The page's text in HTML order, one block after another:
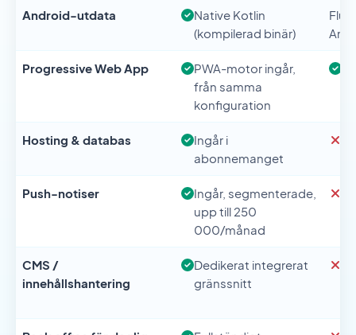
Android-utdata
Native Kotlin
(kompilerad binär)
Progressive Web App
PWA-motor ingår,
från samma
konfiguration
Hosting & databas
Ingår i
abonnemanget
Push-notiser
Ingår, segmenterade,
upp till 250
000/månad
CMS /
innehållshantering
Dedikerat integrerat
gränssnitt